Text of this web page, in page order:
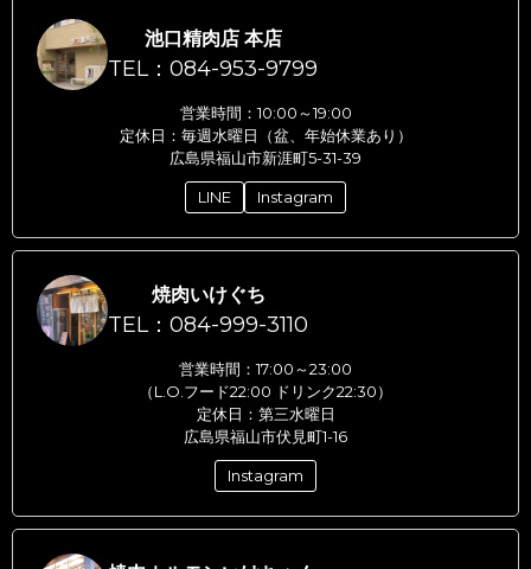
池口精肉店 本店
TEL：084-953-9799
営業時間：10:00～19:00
定休日：毎週水曜日（盆、年始休業あり）
広島県福山市新涯町5-31-39
LINE Instagram
焼肉いけぐち
TEL：084-999-3110
営業時間：17:00～23:00
（L.O.フード22:00 ドリンク22:30）
定休日：第三水曜日
広島県福山市伏見町1-16
Instagram